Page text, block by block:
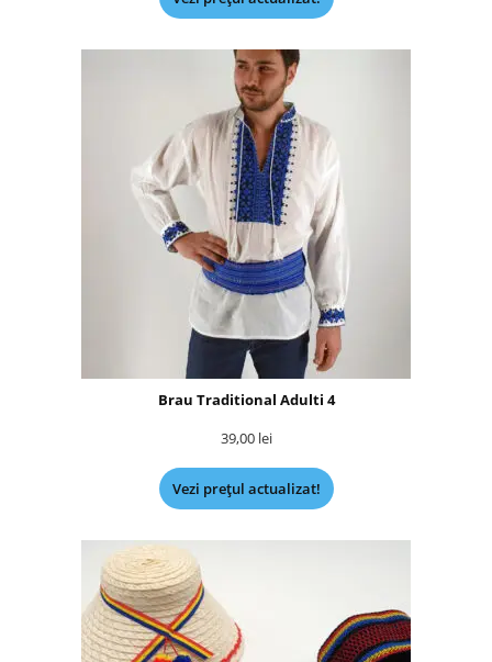
Brau Traditional Adulti 4
39,00 lei
Vezi prețul actualizat!